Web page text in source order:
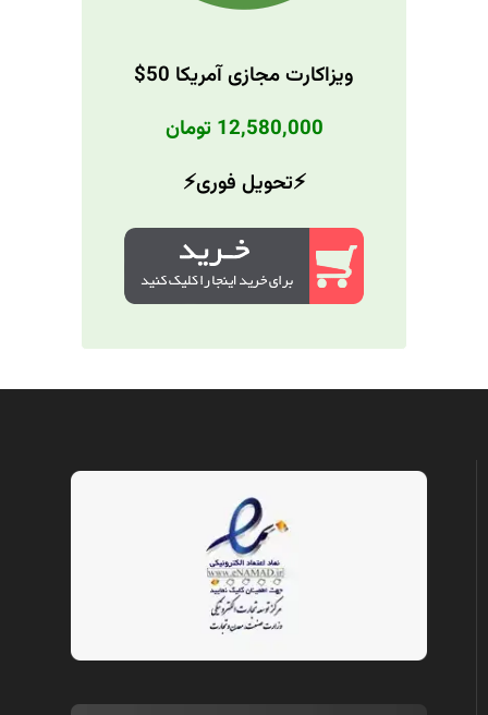
ویزاکارت مجازی آمریکا 50$
12,580,000 تومان
⚡️تحویل فوری⚡️